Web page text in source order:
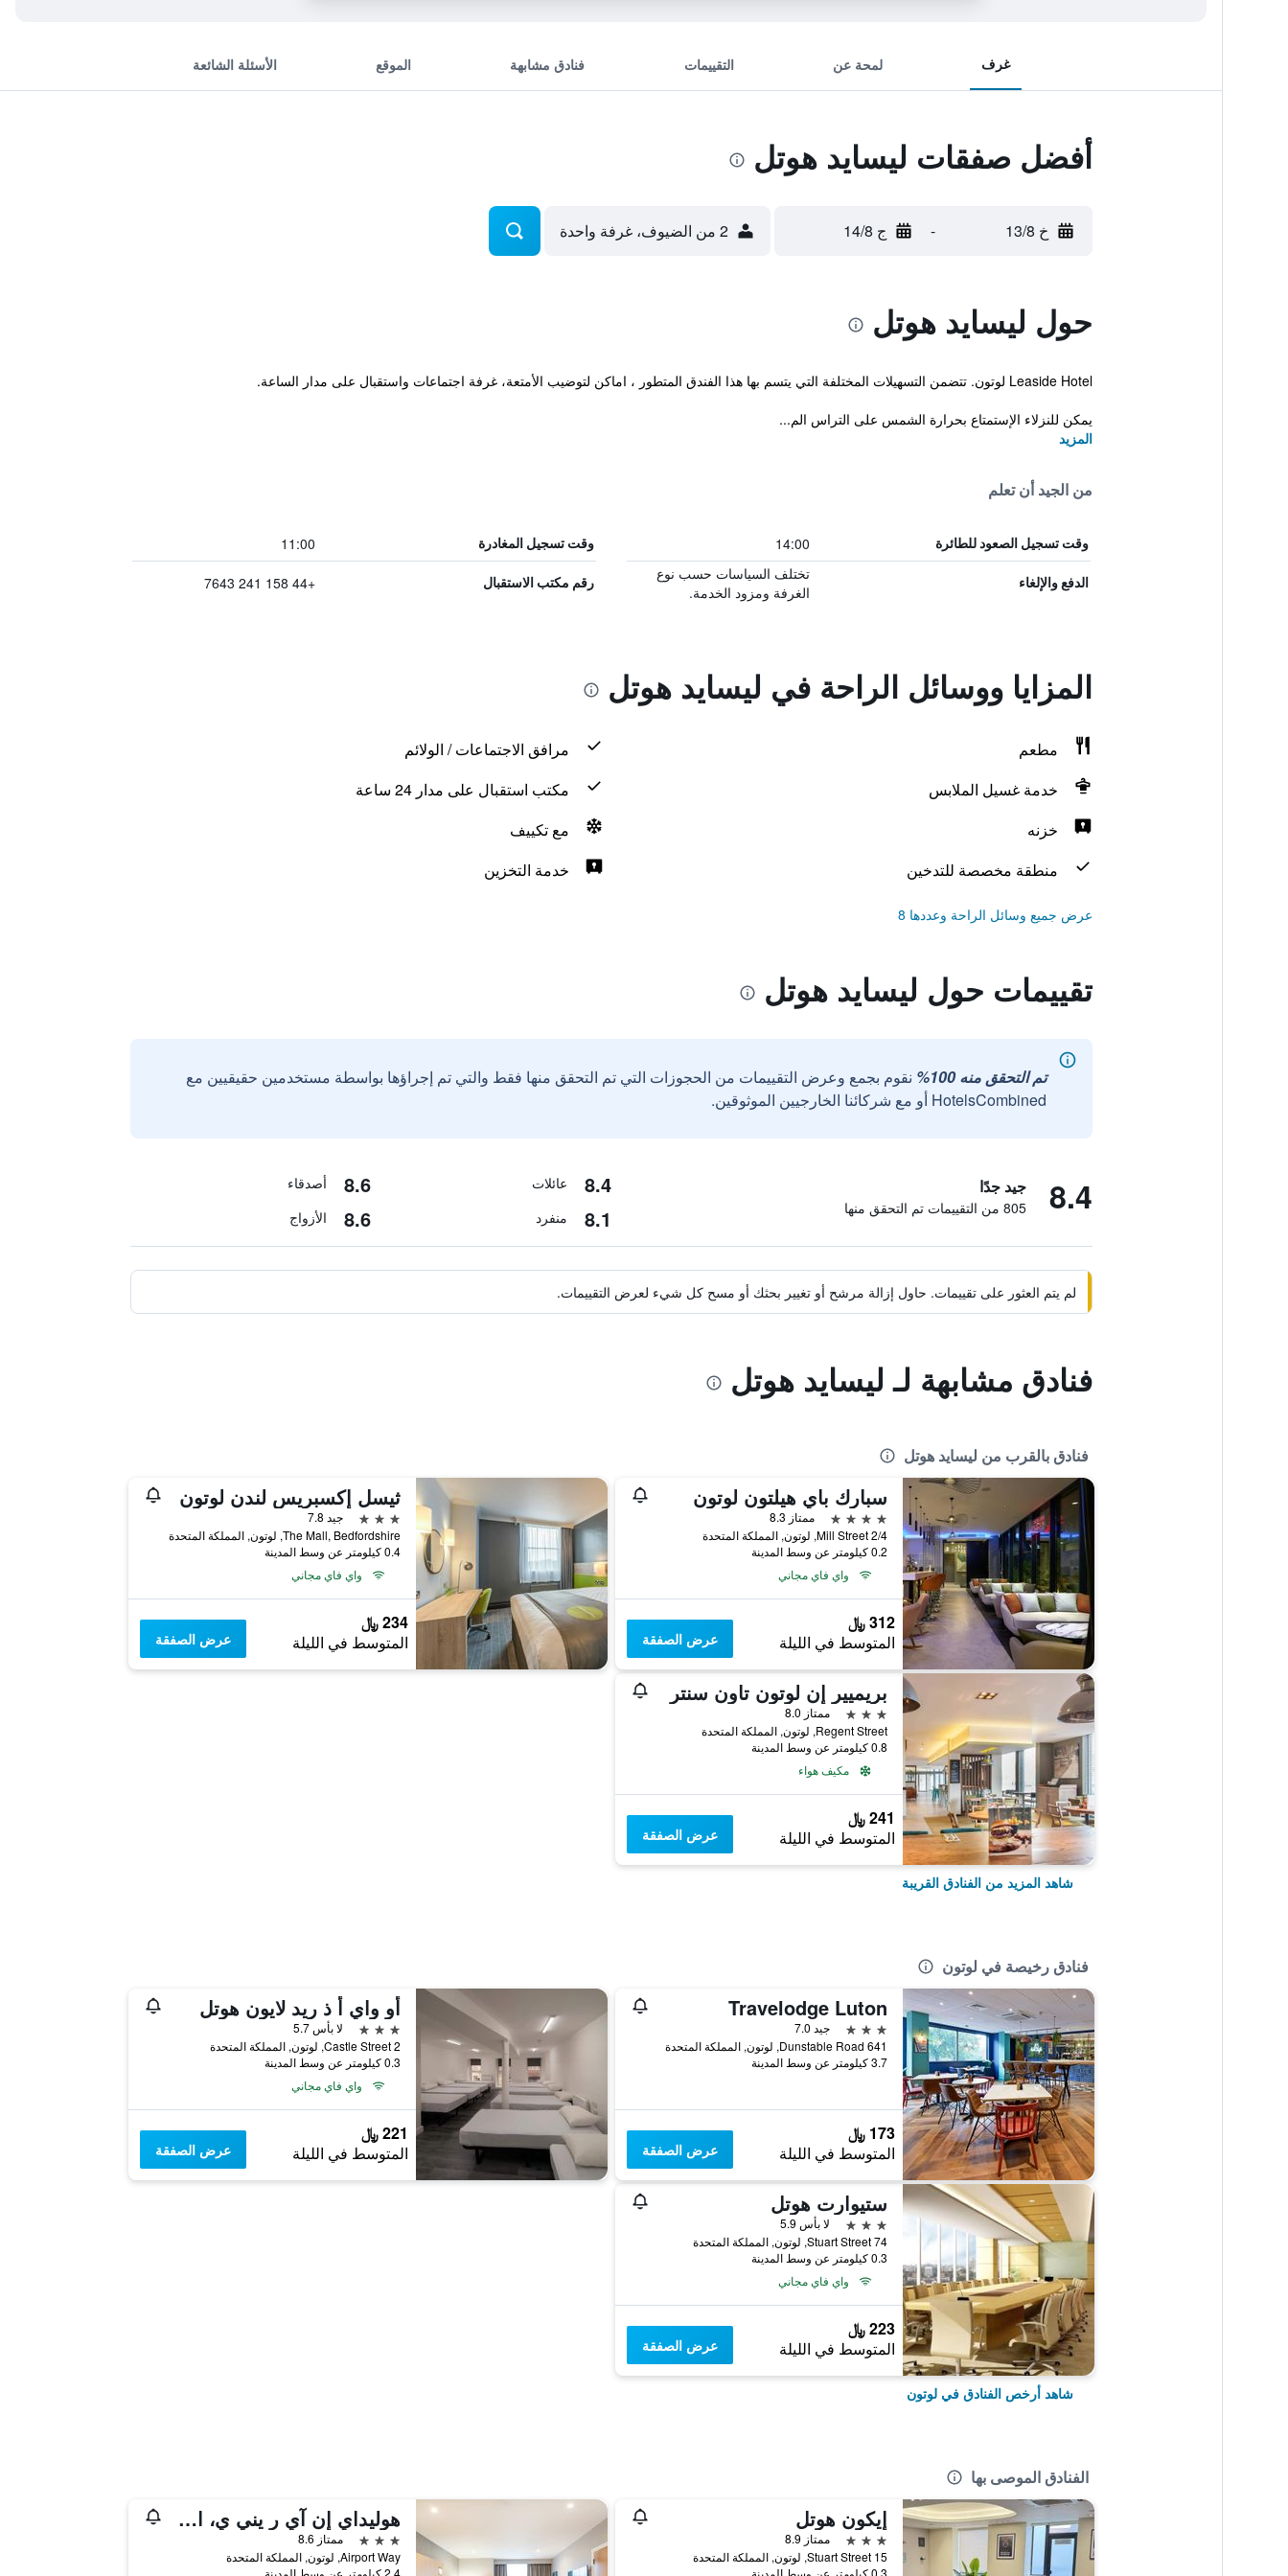
غرف لمحة عن التقييمات فنادق مشابهة الموقع الأسئلة الشائعة
أفضل صفقات ليسايد هوتل
خ 13/8 - ج 14/8 2 من الضيوف، غرفة واحدة
حول ليسايد هوتل
Leaside Hotel لوتون. تتضمن التسهيلات المختلفة التي يتسم بها هذا الفندق المتطور ، اماكن لتوضيب الأمتعة، غرفة اجتماعات واستقبال على مدار الساعة.
يمكن للنزلاء الإستمتاع بحرارة الشمس على التراس الم...
المزيد
من الجيد أن تعلم
وقت تسجيل الصعود للطائرة 14:00 وقت تسجيل المغادرة 11:00
الدفع والإلغاء
تختلف السياسات حسب نوع
الغرفة ومزود الخدمة.
رقم مكتب الاستقبال +44 158 241 7643
المزايا ووسائل الراحة في ليسايد هوتل
مطعم
مرافق الاجتماعات / الولائم
خدمة غسيل الملابس
مكتب استقبال على مدار 24 ساعة
خزنه
مع تكييف
منطقة مخصصة للتدخين
خدمة التخزين
عرض جميع وسائل الراحة وعددها 8
تقييمات حول ليسايد هوتل
تم التحقق منه 100%
نقوم بجمع وعرض التقييمات من الحجوزات التي تم التحقق منها فقط والتي تم إجراؤها بواسطة مستخدمين حقيقيين مع
HotelsCombined أو مع شركائنا الخارجيين الموثوقين.
8.4 جيد جدًا
805 من التقييمات تم التحقق منها
8.4 عائلات 8.6 أصدقاء
8.1 منفرد 8.6 الأزواج
لم يتم العثور على تقييمات. حاول إزالة مرشح أو تغيير بحثك أو مسح كل شيء لعرض التقييمات.
فنادق مشابهة لـ ليسايد هوتل
فنادق بالقرب من ليسايد هوتل
سبارك باي هيلتون لوتون
4 نجوم
ممتاز 8.3
2/4 Mill Street, لوتون, المملكة المتحدة
0.2 كيلومتر عن وسط المدينة
واي فاي مجاني
312 ﷼
المتوسط في الليلة عرض الصفقة
ثيسل إكسبريس لندن لوتون
3 نجوم
جيد 7.8
The Mall, Bedfordshire, لوتون, المملكة المتحدة
0.4 كيلومتر عن وسط المدينة
واي فاي مجاني
234 ﷼
المتوسط في الليلة عرض الصفقة
بريميير إن لوتون تاون سنتر
3 نجوم
ممتاز 8.0
Regent Street, لوتون, المملكة المتحدة
0.8 كيلومتر عن وسط المدينة
مكيف هواء
241 ﷼
المتوسط في الليلة عرض الصفقة
شاهد المزيد من الفنادق القريبة
فنادق رخيصة في لوتون
Travelodge Luton
3 نجوم
جيد 7.0
641 Dunstable Road, لوتون, المملكة المتحدة
3.7 كيلومتر عن وسط المدينة
173 ﷼
المتوسط في الليلة عرض الصفقة
أو واي أ ذ ريد لايون هوتل
3 نجوم
لا بأس 5.7
2 Castle Street, لوتون, المملكة المتحدة
0.3 كيلومتر عن وسط المدينة
واي فاي مجاني
221 ﷼
المتوسط في الليلة عرض الصفقة
ستيوارت هوتل
3 نجوم
لا بأس 5.9
74 Stuart Street, لوتون, المملكة المتحدة
0.3 كيلومتر عن وسط المدينة
واي فاي مجاني
223 ﷼
المتوسط في الليلة عرض الصفقة
شاهد أرخص الفنادق في لوتون
الفنادق الموصى بها
إيكون هوتل
3 نجوم
ممتاز 8.9
15 Stuart Street, لوتون, المملكة المتحدة
0.3 كيلومتر عن وسط المدينة
هوليداي إن آي ر يني ي، ان الو توت أياري ا رٓت آ بٓي آيتش جي
3 نجوم
ممتاز 8.6
Airport Way, لوتون, المملكة المتحدة
2.4 كيلومتر عن وسط المدينة